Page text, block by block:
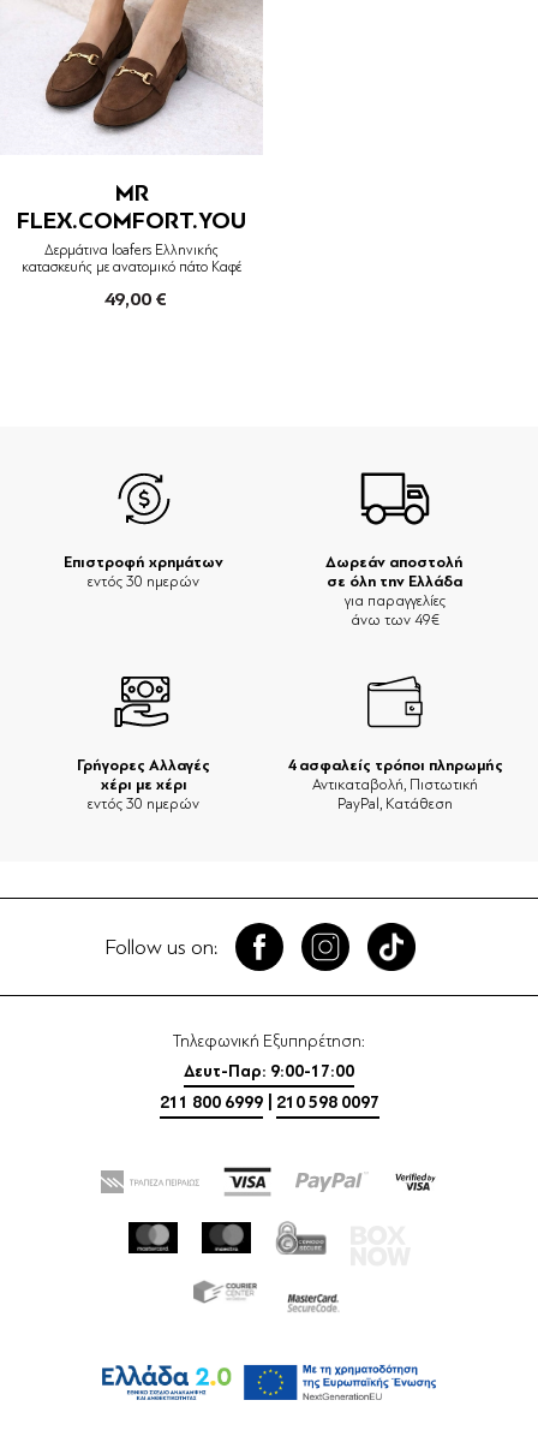
MR
FLEX.COMFORT.YOU
Δερμάτινα loafers Ελληνικής
κατασκευής με ανατομικό πάτο Καφέ
49,00 €
Δωρεάν αποστολή
σε όλη την Ελλάδα
για παραγγελίες
άνω των 49€
Επιστροφή χρημάτων
εντός 30 ημερών
Γρήγορες Αλλαγές
χέρι με χέρι
εντός 30 ημερών
4 ασφαλείς τρόποι πληρωμής
Αντικαταβολή, Πιστωτική
PayPal, Κατάθεση
Follow us on:
Τηλεφωνική Εξυπηρέτηση:
Δευτ-Παρ: 9:00-17:00
211 800 6999
210 598 0097